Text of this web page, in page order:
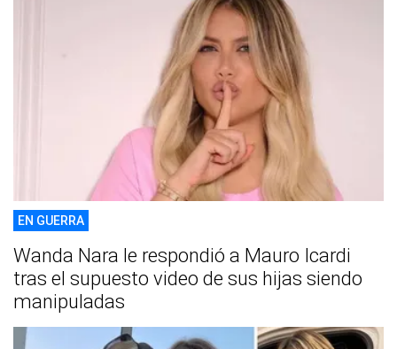
EN GUERRA
Wanda Nara le respondió a Mauro Icardi
tras el supuesto video de sus hijas siendo
manipuladas